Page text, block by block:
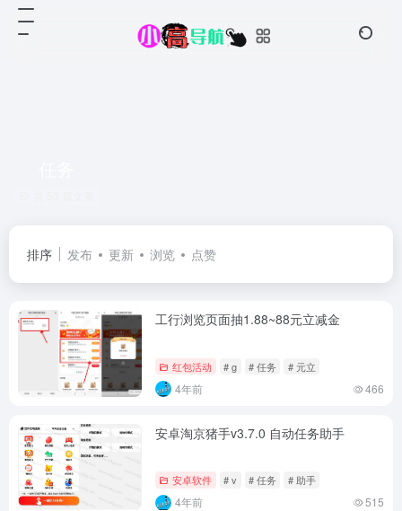
排序 发布 更新 浏览 点赞
工行浏览页面抽1.88~88元立减金
红包活动 # g # 任务 # 元立
4年前 466
安卓淘京猪手v3.7.0 自动任务助手
安卓软件 # v # 任务 # 助手
4年前 515